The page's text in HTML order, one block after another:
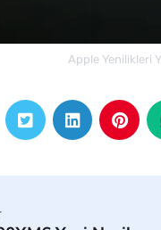
Apple Yenilikleri